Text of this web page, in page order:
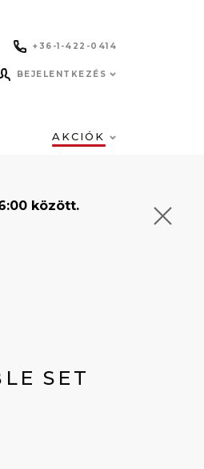
+36-1-422-0414
BEJELENTKEZÉS
AKCIÓK
között.
SET